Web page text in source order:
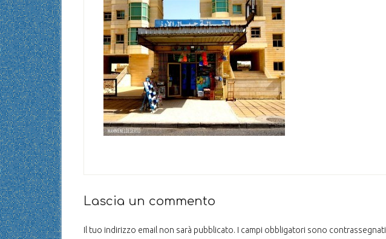
Lascia un commento
Il tuo indirizzo email non sarà pubblicato. I campi obbligatori sono contrassegnati